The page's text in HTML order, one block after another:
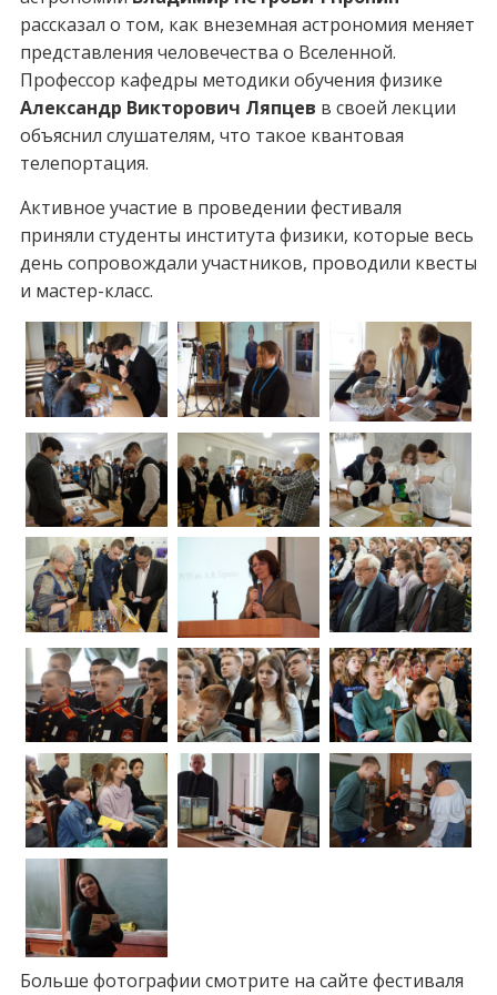
рассказал о том, как внеземная астрономия меняет
представления человечества о Вселенной.
Профессор кафедры методики обучения физике
Александр Викторович Ляпцев в своей лекции
объяснил слушателям, что такое квантовая
телепортация.
Активное участие в проведении фестиваля
приняли студенты института физики, которые весь
день сопровождали участников, проводили квесты
и мастер-класс.
Больше фотографии смотрите на сайте фестиваля